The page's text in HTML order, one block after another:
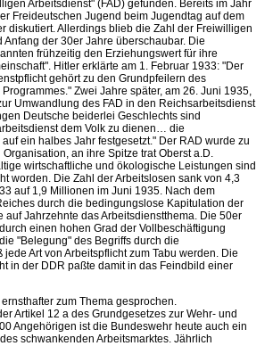
Arbeitsdienst" (FAD) gefunden. Bereits im Jahr
Freideutschen Jugend beim Jugendtag auf dem
diskutiert. Allerdings blieb die Zahl der Freiwilligen
der 30er Jahre überschaubar. Die
frühzeitig den Erziehungswert für ihre
Hitler erklärte am 1. Februar 1933: "Der
gehört zu den Grundpfeilern des
Zwei Jahre später, am 26. Juni 1935,
Umwandlung des FAD in den Reichsarbeitsdienst
Deutsche beiderlei Geschlechts sind
dem Volk zu dienen… die
ein halbes Jahr festgesetzt." Der RAD wurde zu
an ihre Spitze trat Oberst a.D.
wirtschaftliche und ökologische Leistungen sind
worden. Die Zahl der Arbeitslosen sank von 4,3
auf 1,9 Millionen im Juni 1935. Nach dem
durch die bedingungslose Kapitulation der
auf Jahrzehnte das Arbeitsdienstthema. Die 50er
einen hohen Grad der Vollbeschäftigung
"Belegung" des Begriffs durch die
Art von Arbeitspflicht zum Tabu werden. Die
in der DDR paßte damit in das Feindbild einer
zum Thema gesprochen.
Artikel 12 a des Grundgesetzes zur Wehr- und
Angehörigen ist die Bundeswehr heute auch ein
schwankenden Arbeitsmarktes. Jährlich